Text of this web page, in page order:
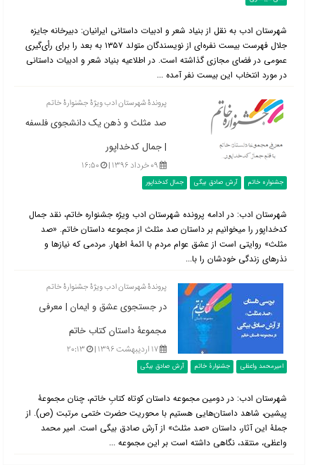
شهرستان ادب به نقل از بنیاد شعر و ادبیات داستانی ایرانیان: دبیرخانه جایزه
جلال فهرست بیست نفره‌ای از نویسندگان متولد ۱۳۵۷ به بعد را برای رأی‌گیری
عمومی در فضای مجازی گذاشته است. در اطلاعیه بنیاد شعر و ادبیات داستانی
در مورد انتخاب این بیست نفر آمده ...
پروندۀ شهرستان ادب ویژۀ جشنوارۀ خاتم
صد مثلث و ذهن یک دانشجوی فلسفه
| جمال کدخداپور
۰۹ خرداد ۱۳۹۶ | ۱۶:۵۰
جشنواره خاتم آرش صادق بیگی جمال کدخداپور
شهرستان ادب: در ادامه پرونده شهرستان ادب ویژه جشنواره خاتم، نقد جمال
کدخداپور را میخوانیم بر داستان صد مثلث از مجموعه داستان خاتم. «صد
مثلث» روایتی است از عشق عوام مردم با ائمۀ اطهار. مردمی که نیازها و
نذرهای زندگی خودشان را با...
پروندۀ شهرستان ادب ویژۀ جشنوارۀ خاتم
در جستجوی عشق و ایمان | معرفی
مجموعۀ داستان کتاب خاتم
۱۷ اردیبهشت ۱۳۹۶ | ۲۰:۱۳
امیرمحمد واعظی جشنوارۀ خاتم آرش صادق بیگی
شهرستان ادب: در دومین مجموعه داستان کوتاه کتابِ خاتم، چنان مجموعۀ
پیشین، شاهد داستان‌هایی هستیم با محوریت حضرت ختمی مرتبت (ص). از
جملۀ این آثار، داستان «صد مثلث» از آرش صادق بیگی است. امیر محمد
واعظی، منتقد، نگاهی داشته است بر این مجموعه ...